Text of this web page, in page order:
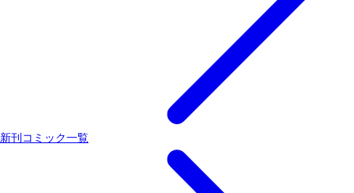
新刊コミック一覧